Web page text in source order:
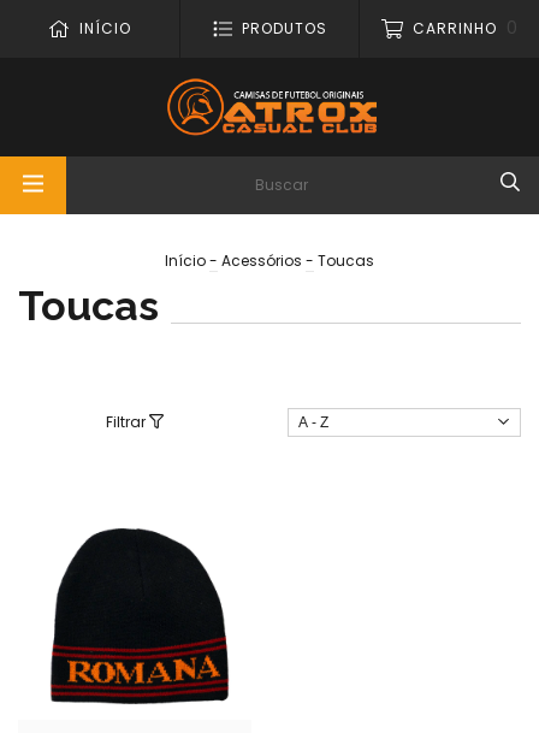
INÍCIO PRODUTOS CARRINHO 0
Início- Acessórios - Toucas
Toucas
Filtrar